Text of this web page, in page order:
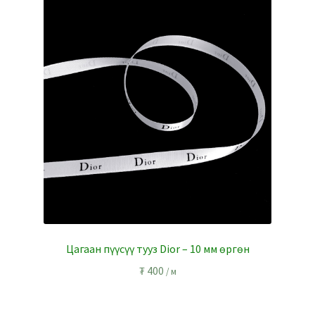
Цагаан пүүсүү тууз Dior – 10 мм өргөн
₮400 / м